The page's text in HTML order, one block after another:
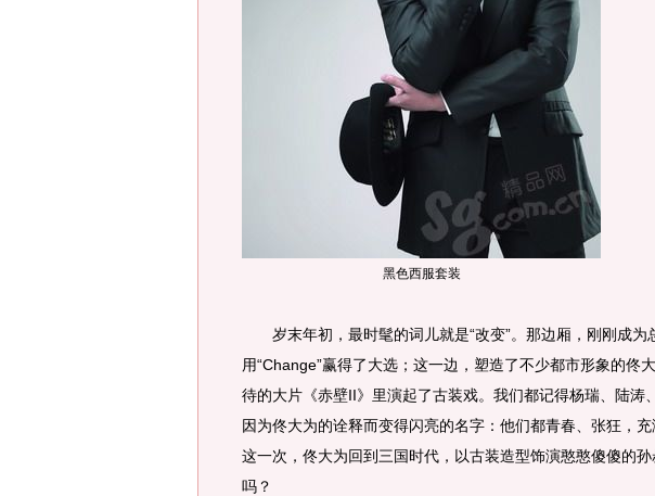
黑色西服套装
岁末年初，最时髦的词儿就是“改变”。那边厢，刚刚成为
用“Change”赢得了大选；这一边，塑造了不少都市形象的佟
待的大片《赤壁II》里演起了古装戏。我们都记得杨瑞、陆
因为佟大为的诠释而变得闪亮的名字：他们都青春、张狂，
这一次，佟大为回到三国时代，以古装造型饰演憨憨傻傻的
吗？